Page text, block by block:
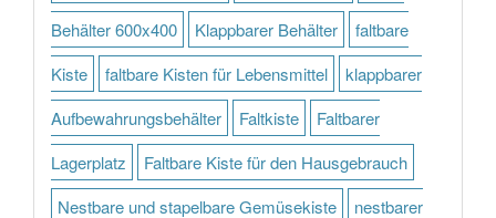
Behälter 600x400
Klappbarer Behälter
faltbare
Kiste
faltbare Kisten für Lebensmittel
klappbarer
Aufbewahrungsbehälter
Faltkiste
Faltbarer
Lagerplatz
Faltbare Kiste für den Hausgebrauch
Nestbare und stapelbare Gemüsekiste
nestbarer